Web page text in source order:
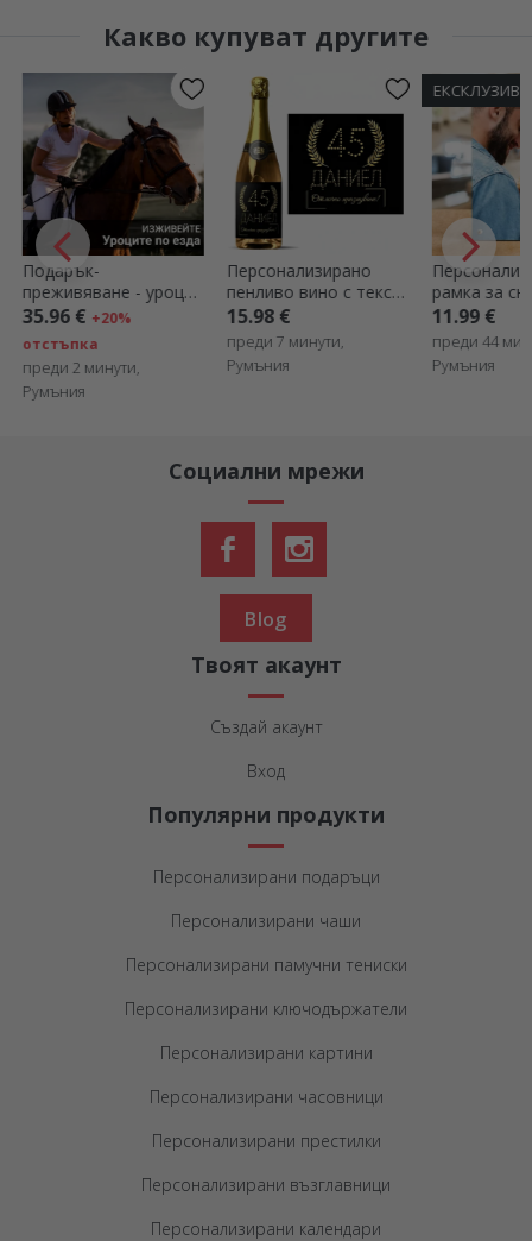
Какво купуват другите
- уроци
+20%
минути,
Персонализирано
пенливо вино с текст
за рождени дни -
преди 7 минути,
ЕКСКЛУЗИВНО
Персонализирана
рамка за снимка за
бюро с портретна
преди 44 минути,
Социални мрежи
Blog
Твоят акаунт
Създай акаунт
Вход
Популярни продукти
Персонализирани подаръци
Персонализирани чаши
Персонализирани памучни тениски
Персонализирани ключодържатели
Персонализирани картини
Персонализирани часовници
Персонализирани престилки
Персонализирани възглавници
Персонализирани календари